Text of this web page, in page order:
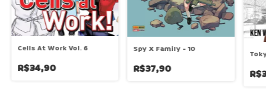
Cells At Work Vol. 6
R$34,90
Spy X Family - 10
R$37,90